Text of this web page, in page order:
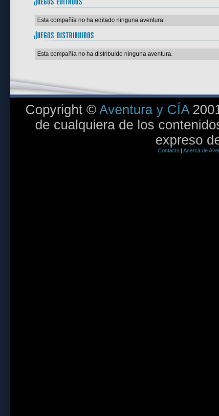
Esta compañía no ha editado ninguna aventura.
Esta compañía no ha distribuido ninguna aventura.
Copyright ©Aventura y CÍA
de cualquiera de los
expreso
Contacto| Acerca de